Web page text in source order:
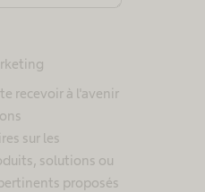
recevoir à l'avenir
sur les
solutions ou
proposés